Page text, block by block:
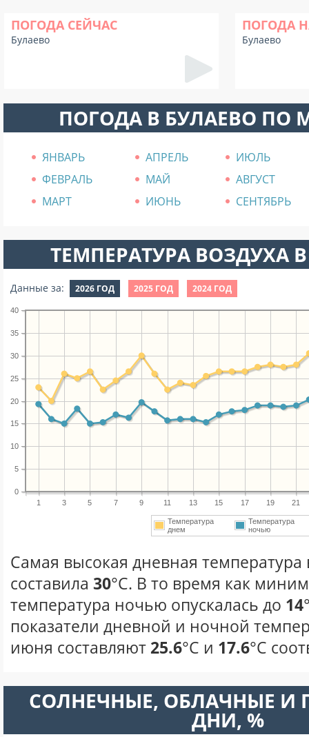
ПОГОДА СЕЙЧАС
Булаево
ПОГОДА
Булаево
ПОГОДА В БУЛАЕВО ПО
ЯНВАРЬ АПРЕЛЬ
ИЮЛЬ
ФЕВРАЛЬ
МАЙ
АВГУСТ
МАРТ
ИЮНЬ СЕНТЯБРЬ
ТЕМПЕРАТУРА ВОЗДУХА
Данные за: 2026 ГОД 2025 ГОД 2024 ГОД
1 3 5 7 9 11 13 15 17 19 21
0
5
10
15
20
25
30
35
40
Температура
днем
Температура
ночью
Самая высокая дневная
составила 30°С. В то время как
температура ночью опускалась до 14
показатели дневной и ночной
июня составляют 25.6°С и 17.6°С
CОЛНЕЧНЫЕ, ОБЛАЧНЫЕ И
ДНИ, %